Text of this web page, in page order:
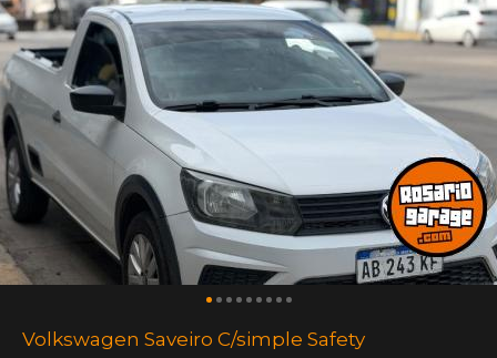
Volkswagen Saveiro C/simple Safety